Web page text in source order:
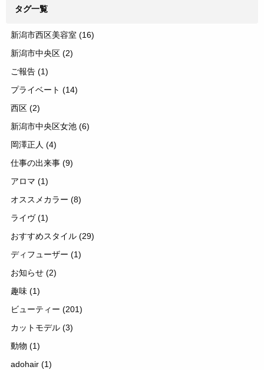
タグ一覧
新潟市西区美容室 (16)
新潟市中央区 (2)
ご報告 (1)
プライベート (14)
西区 (2)
新潟市中央区女池 (6)
岡澤正人 (4)
仕事の出来事 (9)
アロマ (1)
オススメカラー (8)
ライヴ(1)
おすすめスタイル (29)
ディフューザー (1)
お知らせ (2)
趣味 (1)
ビューティー (201)
カットモデル (3)
動物 (1)
adohair (1)